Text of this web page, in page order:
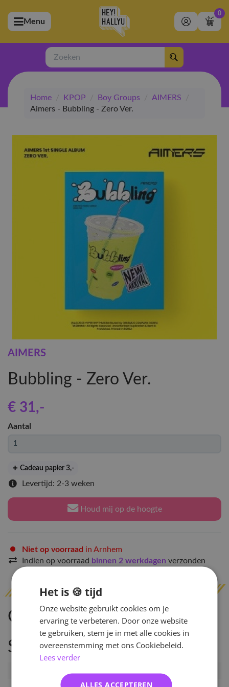
(Artiesten)
(Merchandise)
(Exclusive)
(Winkel)
Menu
0
Zoeken
Home / KPOP / Boy Groups / AIMERS
/
Aimers - Bubbling - Zero Ver.
AIMERS
Bubbling - Zero Ver.
€ 31,-
Aantal
Cadeau papier 3,-
Levertijd: 2-3 weken
Houd mij op de hoogte
Niet op voorraad in Arnhem
Indien op voorraad binnen 2 werkdagen verzonden
Omschrijving
Specificaties
Het is 🍪 tijd
Onze website gebruikt cookies om je
ervaring te verbeteren. Door onze website
te gebruiken, stem je in met alle cookies in
overeenstemming met ons Cookiebeleid.
Lees verder
ALLES ACCEPTEREN